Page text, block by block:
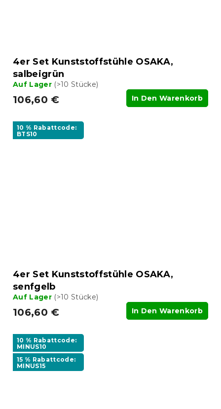
4er Set Kunststoffstühle OSAKA,
salbeigrün
Auf Lager (>10 Stücke)
106,60 € In Den Warenkorb
10 % Rabattcode:
BTS10
4er Set Kunststoffstühle OSAKA,
senfgelb
Auf Lager (>10 Stücke)
106,60 € In Den Warenkorb
10 % Rabattcode:
MINUS10
15 % Rabattcode:
MINUS15